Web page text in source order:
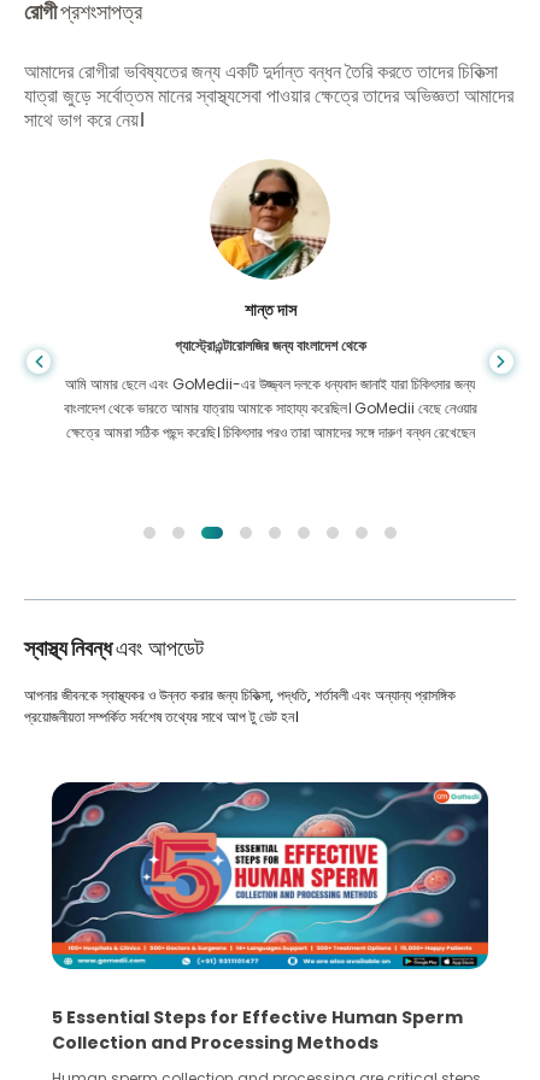
রোগীপ্রশংসাপত্র
আমাদের রোগীরা ভবিষ্যতের জন্য একটি দুর্দান্ত বন্ধন তৈরি করতে তাদের চিকিত্সা
যাত্রা জুড়ে সর্বোত্তম মানের স্বাস্থ্যসেবা পাওয়ার ক্ষেত্রে তাদের অভিজ্ঞতা আমাদের
সাথে ভাগ করে নেয়।
শান্ত দাস
গ্যাস্ট্রোএন্টারোলজির জন্য বাংলাদেশ থেকে
আমি আমার ছেলে এবং GoMedii-এর উজ্জ্বল দলকে ধন্যবাদ জানাই যারা চিকিৎসার জন্য
বাংলাদেশ থেকে ভারতে আমার যাত্রায় আমাকে সাহায্য করেছিল। GoMedii বেছে নেওয়ার
ক্ষেত্রে আমরা সঠিক পছন্দ করেছি। চিকিৎসার পরও তারা আমাদের সঙ্গে দারুণ বন্ধন রেখেছেন
স্বাস্থ্য নিবন্ধএবং আপডেট
আপনার জীবনকে স্বাস্থ্যকর ও উন্নত করার জন্য চিকিত্সা, পদ্ধতি, শর্তাবলী এবং অন্যান্য প্রাসঙ্গিক
প্রয়োজনীয়তা সম্পর্কিত সর্বশেষ তথ্যের সাথে আপ টু ডেট হন।
5 Essential Steps for Effective Human Sperm
Collection and Processing Methods